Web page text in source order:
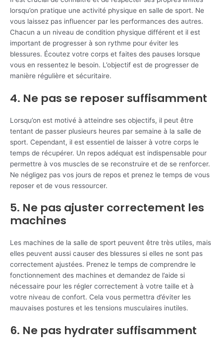
lorsqu’on pratique une activité physique en salle de sport. Ne
vous laissez pas influencer par les performances des autres.
Chacun a un niveau de condition physique différent et il est
important de progresser à son rythme pour éviter les
blessures. Écoutez votre corps et faites des pauses lorsque
vous en ressentez le besoin. L’objectif est de progresser de
manière régulière et sécuritaire.
4. Ne pas se reposer suffisamment
Lorsqu’on est motivé à atteindre ses objectifs, il peut être
tentant de passer plusieurs heures par semaine à la salle de
sport. Cependant, il est essentiel de laisser à votre corps le
temps de récupérer. Un repos adéquat est indispensable pour
permettre à vos muscles de se reconstruire et de se renforcer.
Ne négligez pas vos jours de repos et prenez le temps de vous
reposer et de vous ressourcer.
5. Ne pas ajuster correctement les
machines
Les machines de la salle de sport peuvent être très utiles, mais
elles peuvent aussi causer des blessures si elles ne sont pas
correctement ajustées. Prenez le temps de comprendre le
fonctionnement des machines et demandez de l’aide si
nécessaire pour les régler correctement à votre taille et à
votre niveau de confort. Cela vous permettra d’éviter les
mauvaises postures et les tensions musculaires inutiles.
6. Ne pas hydrater suffisamment